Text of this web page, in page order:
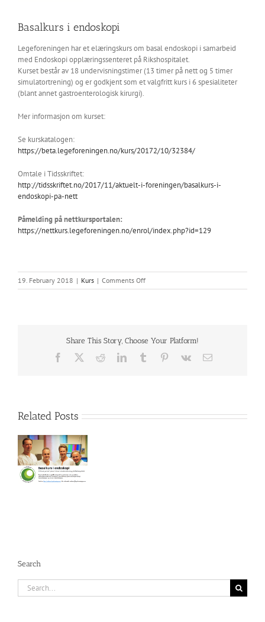
Basalkurs i endoskopi
Legeforeningen har et elæringskurs om basal endoskopi i samarbeid
med Endoskopi opplæringssenteret på Rikshospitalet.
Kurset består av 18 undervisningstimer (13 timer på nett og 5 timer
simulatortrening) og er godkjent som et valgfritt kurs i 6 spesialiteter
(blant annet gastroenterologisk kirurgi).
Mer informasjon om kurset:
Se kurskatalogen:
https://beta.legeforeningen.no/kurs/20172/10/32384/
Omtale i Tidsskriftet:
http://tidsskriftet.no/2017/11/aktuelt-i-foreningen/basalkurs-i-
endoskopi-pa-nett
Påmelding på nettkursportalen:
https://nettkurs.legeforeningen.no/enrol/index.php?id=129
19. February 2018 | Kurs | Comments Offon
Basalkurs
Share This Story, Choose Your Platform!
Facebook RedditLinkedInTumblr Pinterest
Vk Email
Related Posts
Search
Search
for: